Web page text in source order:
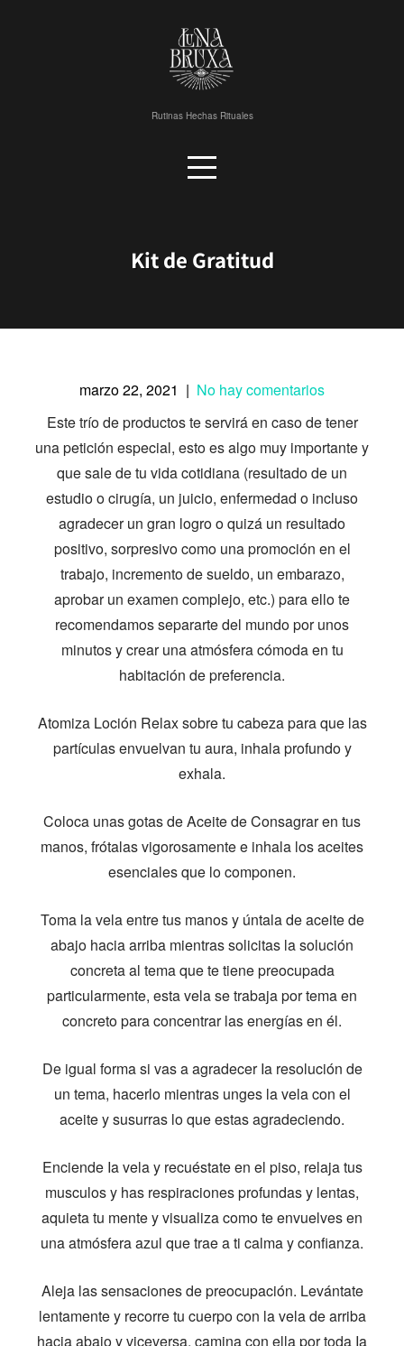
Rutinas Hechas Rituales
Kit de Gratitud
marzo 22, 2021 | No hay comentarios
Este trío de productos te servirá en caso de tener
una petición especial, esto es algo muy importante y
que sale de tu vida cotidiana (resultado de un
estudio o cirugía, un juicio, enfermedad o incluso
agradecer un gran logro o quizá un resultado
positivo, sorpresivo como una promoción en el
trabajo, incremento de sueldo, un embarazo,
aprobar un examen complejo, etc.) para ello te
recomendamos separarte del mundo por unos
minutos y crear una atmósfera cómoda en tu
habitación de preferencia.
Atomiza Loción Relax sobre tu cabeza para que las
partículas envuelvan tu aura, inhala profundo y
exhala.
Coloca unas gotas de Aceite de Consagrar en tus
manos, frótalas vigorosamente e inhala los aceites
esenciales que lo componen.
Toma la vela entre tus manos y úntala de aceite de
abajo hacia arriba mientras solicitas la solución
concreta al tema que te tiene preocupada
particularmente, esta vela se trabaja por tema en
concreto para concentrar las energías en él.
De igual forma si vas a agradecer Ia resolución de
un tema, hacerlo mientras unges la vela con el
aceite y susurras lo que estas agradeciendo.
Enciende Ia vela y recuéstate en el piso, relaja tus
musculos y has respiraciones profundas y lentas,
aquieta tu mente y visualiza como te envuelves en
una atmósfera azul que trae a ti calma y confianza.
Aleja las sensaciones de preocupación. Levántate
lentamente y recorre tu cuerpo con la vela de arriba
hacia abajo y viceversa, camina con ella por toda Ia